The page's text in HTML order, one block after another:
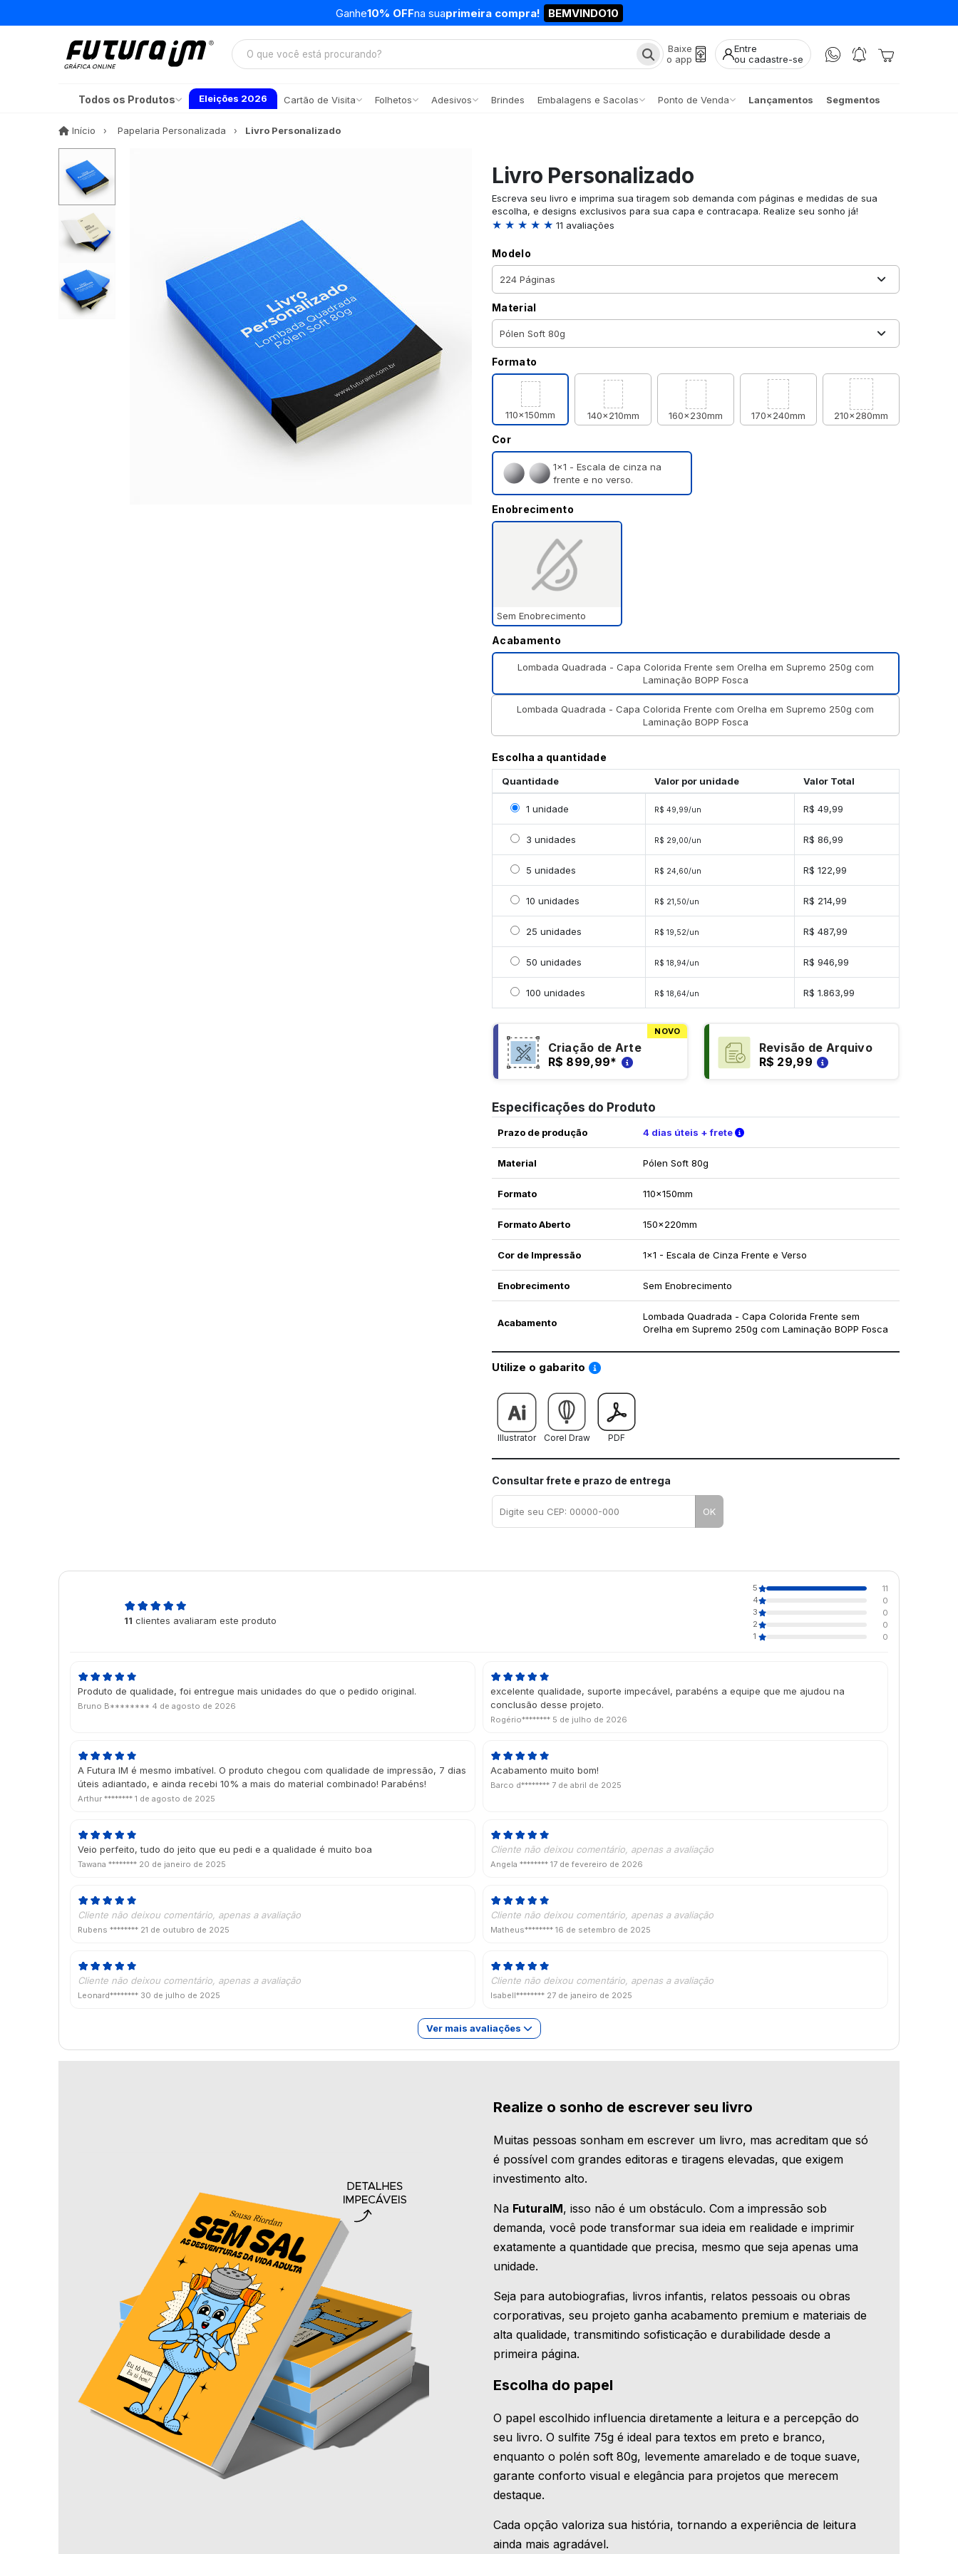
Ganhe10% OFFna suaprimeira compra! BEMVINDO10
Baixe
o app
Entre
ou cadastre-se
Todos os Produtos Eleições 2026 Cartão de Visita Folhetos Adesivos Brindes Embalagens e Sacolas Ponto de Venda Lançamentos Segmentos
Início InícioPapelaria Personalizada Livro Personalizado
Livro Personalizado
Escreva seu livro e imprima sua tiragem sob demanda com páginas e medidas de sua
escolha, e designs exclusivos para sua capa e contracapa. Realize seu sonho já!
★ ★ ★ ★ ★ 11 avaliações
Modelo
Material
Formato
110x150mm 140x210mm 160x230mm 170x240mm 210x280mm
Cor
1×1 - Escala de cinza na
frente e no verso.
Enobrecimento
Sem Enobrecimento
Acabamento
Lombada Quadrada - Capa Colorida Frente sem Orelha em Supremo 250g com
Laminação BOPP Fosca
Lombada Quadrada - Capa Colorida Frente com Orelha em Supremo 250g com
Laminação BOPP Fosca
Escolha a quantidade
Quantidade Valor por unidade Valor Total
Selecionar 1 unidade
1 unidade R$ 49,99/un R$ 49,99
Selecionar 3 unidades
3 unidades R$ 29,00/un R$ 86,99
Selecionar 5 unidades
5 unidades R$ 24,60/un R$ 122,99
Selecionar 10 unidades
10 unidades R$ 21,50/un R$ 214,99
Selecionar 25 unidades
25 unidades R$ 19,52/un R$ 487,99
Selecionar 50 unidades
50 unidades R$ 18,94/un R$ 946,99
Selecionar 100 unidades
100 unidades R$ 18,64/un R$ 1.863,99
NOVO
Criação de Arte
R$ 899,99*
Revisão de Arquivo
R$ 29,99
Especificações do Produto
Prazo de produção 4 dias úteis + frete Verifique as condições de entrega
Material Pólen Soft 80g
Formato 110x150mm
Formato Aberto 150x220mm
Cor de Impressão 1x1 - Escala de Cinza Frente e Verso
Enobrecimento Sem Enobrecimento
Acabamento
Lombada Quadrada - Capa Colorida Frente sem
Orelha em Supremo 250g com Laminação BOPP Fosca
Utilize o gabarito Saiba como utilizar os nossos gabaritos
Illustrator Corel Draw PDF
Consultar frete e prazo de entrega
OK
11 clientes avaliaram este produto
5
11
4
0
3
0
2
0
1
0
Produto de qualidade, foi entregue mais unidades do que o pedido original.
Bruno B******** 4 de agosto de 2026
excelente qualidade, suporte impecável, parabéns a equipe que me ajudou na
conclusão desse projeto.
Rogério******** 5 de julho de 2026
A Futura IM é mesmo imbatível. O produto chegou com qualidade de impressão, 7 dias
úteis adiantado, e ainda recebi 10% a mais do material combinado! Parabéns!
Arthur ******** 1 de agosto de 2025
Acabamento muito bom!
Barco d******** 7 de abril de 2025
Veio perfeito, tudo do jeito que eu pedi e a qualidade é muito boa
Tawana ******** 20 de janeiro de 2025
Cliente não deixou comentário, apenas a avaliação
Angela ******** 17 de fevereiro de 2026
Cliente não deixou comentário, apenas a avaliação
Rubens ******** 21 de outubro de 2025
Cliente não deixou comentário, apenas a avaliação
Matheus******** 16 de setembro de 2025
Cliente não deixou comentário, apenas a avaliação
Leonard******** 30 de julho de 2025
Cliente não deixou comentário, apenas a avaliação
Isabell******** 27 de janeiro de 2025
Ver mais avaliações
Realize o sonho de escrever seu livro
Muitas pessoas sonham em escrever um livro, mas acreditam que só
é possível com grandes editoras e tiragens elevadas, que exigem
investimento alto.
Na FuturaIM, isso não é um obstáculo. Com a impressão sob
demanda, você pode transformar sua ideia em realidade e imprimir
exatamente a quantidade que precisa, mesmo que seja apenas uma
unidade.
Seja para autobiografias, livros infantis, relatos pessoais ou obras
corporativas, seu projeto ganha acabamento premium e materiais de
alta qualidade, transmitindo sofisticação e durabilidade desde a
primeira página.
Escolha do papel
O papel escolhido influencia diretamente a leitura e a percepção do
seu livro. O sulfite 75g é ideal para textos em preto e branco,
enquanto o polén soft 80g, levemente amarelado e de toque suave,
garante conforto visual e elegância para projetos que merecem
destaque.
Cada opção valoriza sua história, tornando a experiência de leitura
ainda mais agradável.